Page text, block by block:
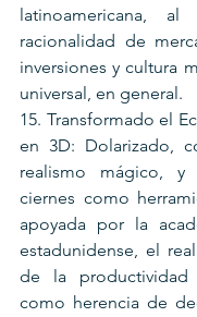
latinoamericana,
racionalidad de
inversiones y cultura
universal, en general.
15. Transformado el
en 3D: Dolarizado,
realismo mágico,
ciernes como
apoyada por la
estadunidense, el
de la
como herencia de